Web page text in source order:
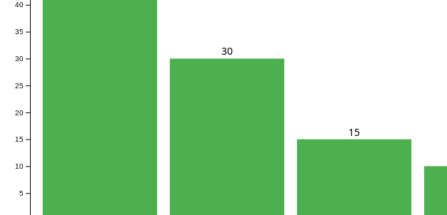
5
10
15
20
25
30
35
40
30
15